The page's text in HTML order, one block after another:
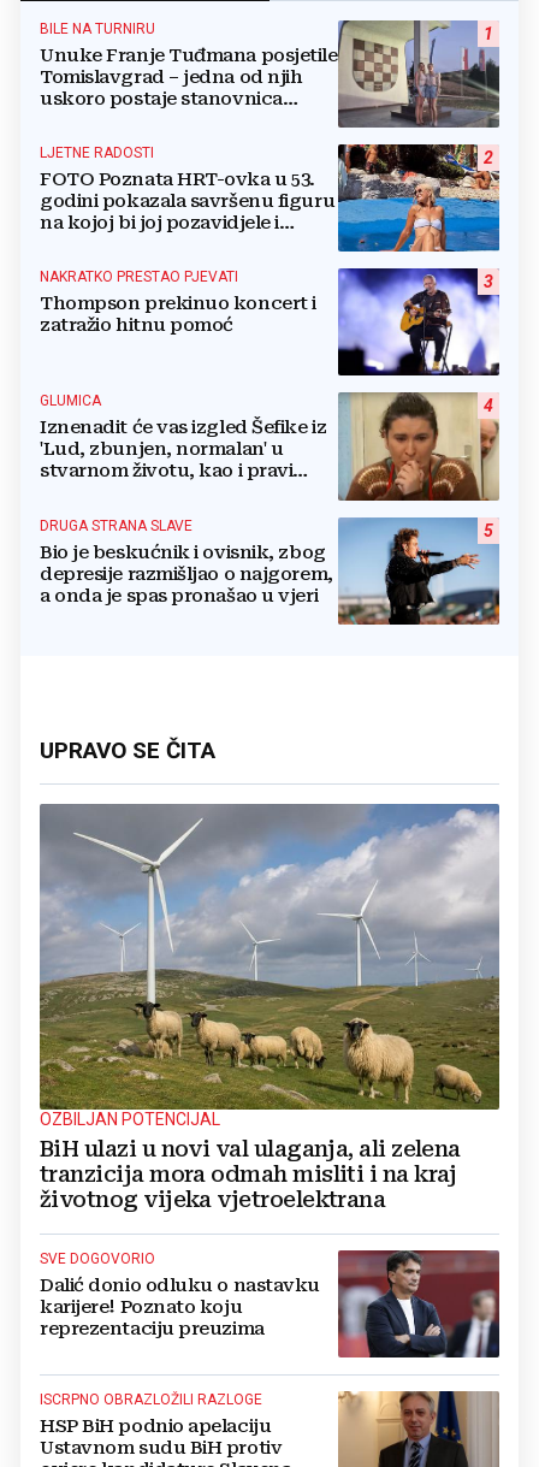
1
BILE NA TURNIRU
Unuke Franje Tuđmana posjetile
Tomislavgrad – jedna od njih
uskoro postaje stanovnica
2
LJETNE RADOSTI
FOTO Poznata HRT-ovka u 53.
godini pokazala savršenu figuru
na kojoj bi joj pozavidjele i
3
NAKRATKO PRESTAO PJEVATI
Thompson prekinuo koncert i
zatražio hitnu pomoć
4
GLUMICA
Iznenadit će vas izgled Šefike iz
'Lud, zbunjen, normalan' u
stvarnom životu, kao i pravi
5
DRUGA STRANA SLAVE
Bio je beskućnik i ovisnik, zbog
depresije razmišljao o najgorem,
a onda je spas pronašao u vjeri
UPRAVO SE ČITA
OZBILJAN POTENCIJAL
BiH ulazi u novi val ulaganja, ali zelena
tranzicija mora odmah misliti i na kraj
životnog vijeka vjetroelektrana
SVE DOGOVORIO
Dalić donio odluku o nastavku
karijere! Poznato koju
reprezentaciju preuzima
ISCRPNO OBRAZLOŽILI RAZLOGE
HSP BiH podnio apelaciju
Ustavnom sudu BiH protiv